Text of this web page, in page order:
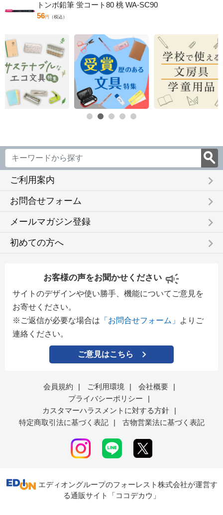
トンボ鉛筆 蛍コート80 桃 WA-SC90
56円 （税込）
ご利用案内 keyboard_arrow_right
お問合せフォーム keyboard_arrow_right
メールマガジン登録 keyboard_arrow_right
初めての方へ keyboard_arrow_right
お客様の声をお聞かせください
サイトのデザインや使い勝手、機能についてご意見を
お寄せください。
※ご返信が必要な場合は 「お問合せフォーム」
よりご
連絡ください。
ご意見はこちら
会員規約 | ご利用環境 | 会社概要
|
プライバシーポリシー
|
カスタマーハラスメントに対する方針
|
特定商取引法に基づく表記
| 古物営業法に基づく表記
エディオングループのフォーレスト株式会社が運営す
る通販サイト「ココデカウ」